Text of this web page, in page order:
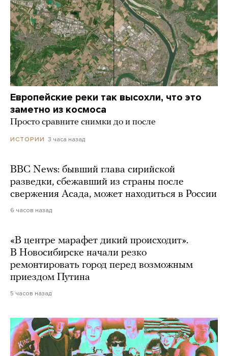
Европейские реки так высохли, что это
заметно из космоса
Просто сравните снимки до и после
ИСТОРИИ 3 часа назад
BBC News: бывший глава сирийской
разведки, сбежавший из страны после
свержения Асада, может находиться в России
6 часов назад
«В центре марафет дикий происходит».
В Новосибирске начали резко
ремонтировать город перед возможным
приездом Путина
5 часов назад